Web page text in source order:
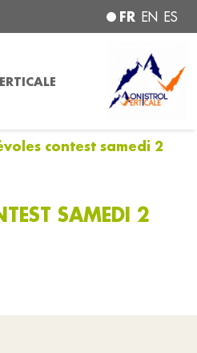
FR EN ES
contest samedi 2
SAMEDI 2